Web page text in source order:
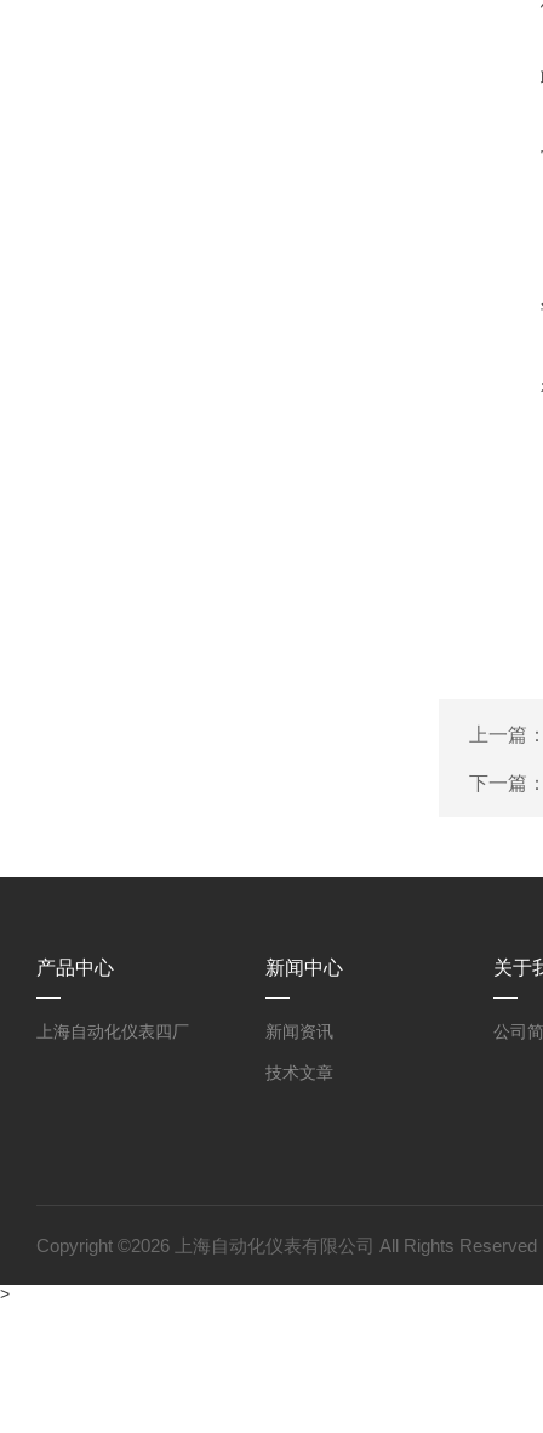
上一篇
下一篇
产品中心
上海自动化仪表四厂
新闻中心
新闻资讯
技术文章
关于
公司
Copyright ©2026 上海自动化仪表有限公司 All Rights
>